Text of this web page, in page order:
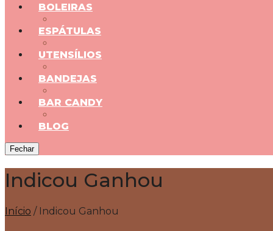
BOLEIRAS
ESPÁTULAS
UTENSÍLIOS
BANDEJAS
BAR CANDY
BLOG
Fechar
Indicou Ganhou
Início /Indicou Ganhou